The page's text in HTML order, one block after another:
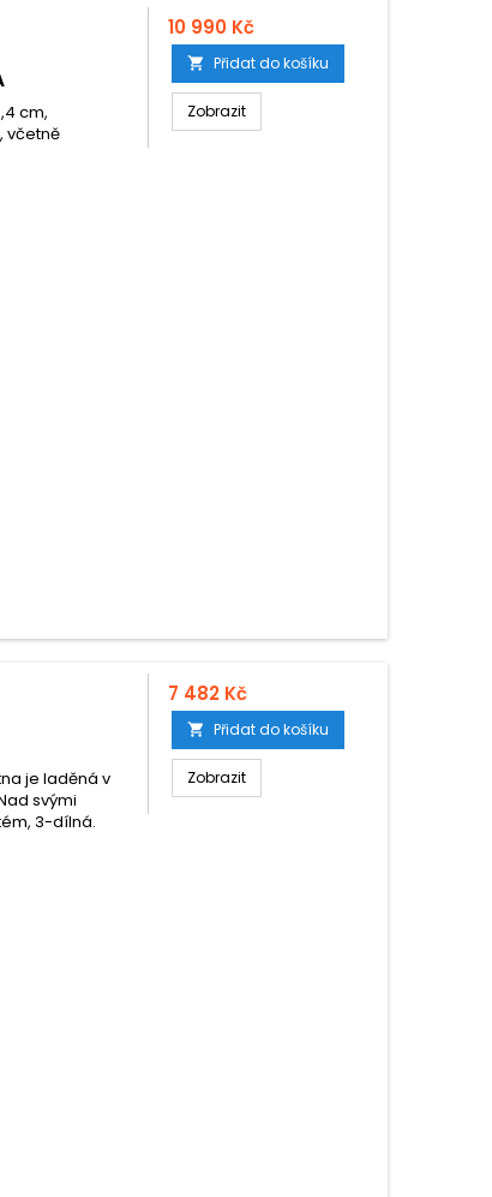
cm,
včetně
10 990 Kč
 Přidat do košíku
Zobrazit
je laděná v
svými
3-dílná.
7 482 Kč
 Přidat do košíku
Zobrazit